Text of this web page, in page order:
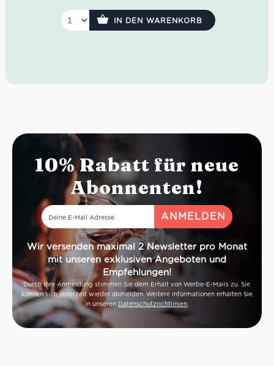
IN DEN WARENKORB
10% Rabatt für neue
Abonnenten!
Wir versenden maximal 2 Newsletter pro Monat
mit unseren exklusiven Angeboten und
Empfehlungen!
Durch Ihre Anmeldung stimmen Sie dem Erhalt von Werbe-E-Mails zu. Sie
können sich jederzeit wieder abmelden. Weitere Informationen erhalten Sie
in unseren Datenschutzrichtlinien